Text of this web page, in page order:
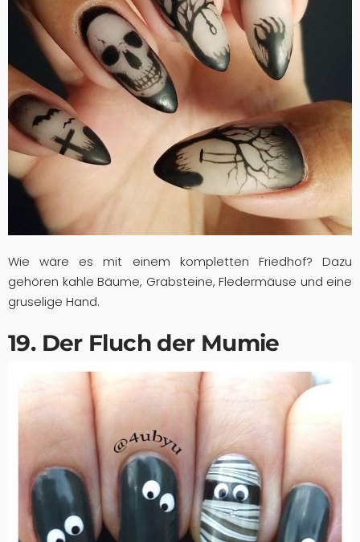
Wie wäre es mit einem kompletten Friedhof? Dazu
gehören kahle Bäume, Grabsteine, Fledermäuse und eine
gruselige Hand.
19. Der Fluch der Mumie